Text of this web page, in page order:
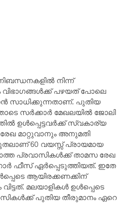
നിന്ന്
വിഭാഗങ്ങൾക്ക് പഴയത് പോലെ
സാധിക്കുന്നതാണ്. പുതിയ
സർക്കാർ മേഖലയിൽ ജോലി
ഉൾപ്പെട്ടവർക്ക് സ്വകാര്യ
മാറ്റുവാനും അനുമതി
60 വയസ്സ് പ്രായമായ
പ്രവാസികൾക്ക് താമസ രേഖ
ഫീസ് ഏർപ്പെടുത്തിയത്. ഇതേ
ആയിരക്കണക്കിന്
മലയാളികൾ ഉൾപ്പെടെ
പുതിയ തീരുമാനം ഏറെ